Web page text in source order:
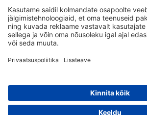
Privaatsusseaded
ELi andmemääruse läbipaistvuse avaldus
MAZDA Suomi